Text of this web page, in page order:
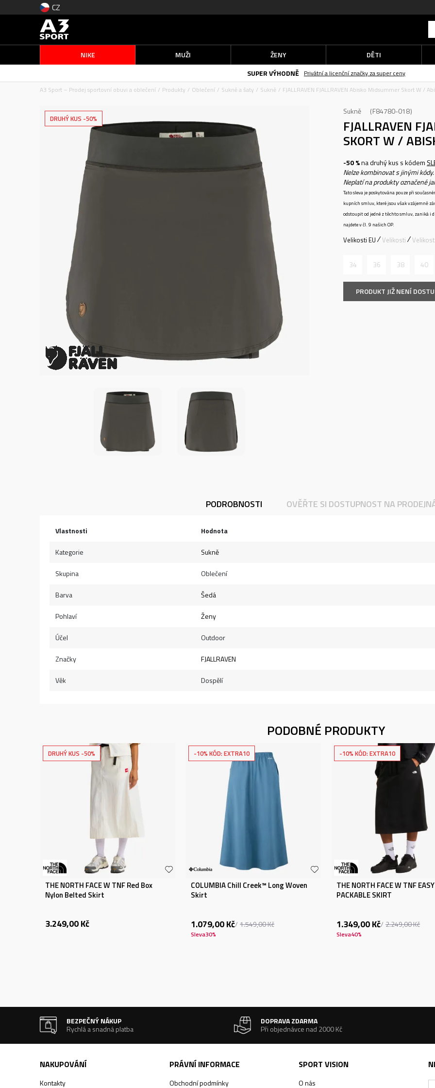
CZ
NIKE MUŽI ŽENY
DĚTI
SUPER VÝHODNĚ Privátní a licenční značky za super ceny
A3 Sport – Prodej sportovní obuvi a oblečení
Produkty Oblečení Sukně a šaty Sukně FJALLRAVEN FJALLRAVEN Abisko Midsummer Skort W /
DRUHÝ KUS -50%
Sukně F84780-018
FJALLRAVEN
SKORT W /
-50 %na druhý kus s kódem
Nelze kombinovat s jinými kódy.
Neplatí na produkty označené
Tato sleva je poskytována pouze při
kupních smluv, které jsou však vzájemně
odstoupit od jedné z těchto smluv, zaniká i
najdete v čl. 9 našich OP.
Velikosti EU Velikosti
34 36 38 40
PRODUKT JIŽ NENÍ
PODROBNOSTI OVĚŘTE SI DOSTUPNOST NA
Vlastnosti Hodnota
Kategorie Sukně
Skupina Oblečení
Barva Šedá
Pohlaví Ženy
Účel Outdoor
Značky FJALLRAVEN
Věk Dospělí
PODOBNÉ PRODUKTY
DRUHÝ KUS -50%
THE NORTH FACE W TNF Red Box
Nylon Belted Skirt
3.249,00Kč
-10% KÓD: EXTRA10
COLUMBIA Chill Creek™ Long Woven
Skirt
1.079,00Kč 1.549,00Kč
Sleva30%
-10% KÓD: EXTRA10
THE NORTH FACE W TNF EASY
PACKABLE SKIRT
1.349,00Kč 2.249,00Kč
Sleva40%
BEZPEČNÝ NÁKUP
Rychlá a snadná platba
DOPRAVA ZDARMA
Při objednávce nad 2000 Kč
NAKUPOVÁNÍ
Kontakty
PRÁVNÍ INFORMACE
Obchodní podmínky
SPORT VISION
O nás